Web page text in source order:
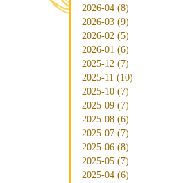
2026-04 (8)
2026-03 (9)
2026-02 (5)
2026-01 (6)
2025-12 (7)
2025-11 (10)
2025-10 (7)
2025-09 (7)
2025-08 (6)
2025-07 (7)
2025-06 (8)
2025-05 (7)
2025-04 (6)